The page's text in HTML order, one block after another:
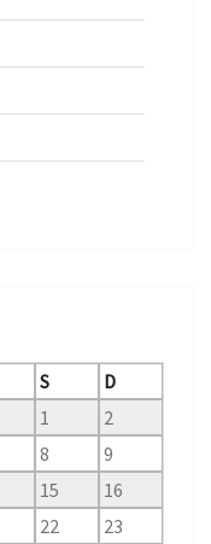
S
D
1
2
8
9
15
16
22 23